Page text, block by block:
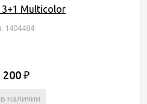
3+1 Multicolor
1404484
200 ₽
наличии